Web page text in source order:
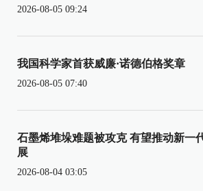
2026-08-05 09:24
我国科学家首获威廉·诺德伯格奖章
2026-08-05 07:40
石墨烯堆垛难题被攻克 有望推动新一
展
2026-08-04 03:05